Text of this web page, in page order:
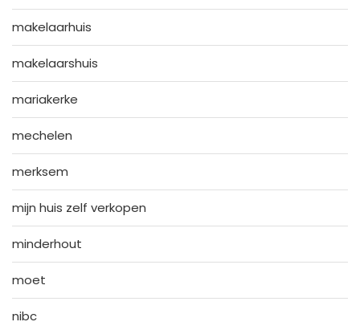
makelaarhuis
makelaarshuis
mariakerke
mechelen
merksem
mijn huis zelf verkopen
minderhout
moet
nibc